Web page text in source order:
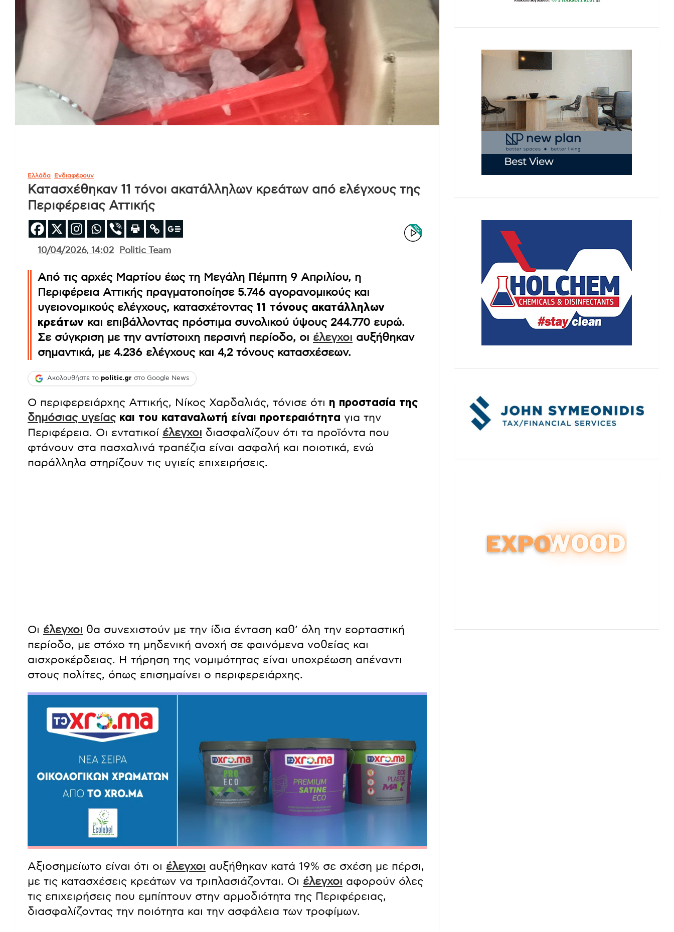
Ελλάδα Ενδιαφέρουν
Κατασχέθηκαν 11 τόνοι ακατάλληλων κρεάτων από ελέγχους της
Περιφέρειας Αττικής
10/04/2026, 14:02 Politic Team
Από τις αρχές Μαρτίου έως τη Μεγάλη Πέμπτη 9 Απριλίου, η
Περιφέρεια Αττικής πραγματοποίησε 5.746 αγορανομικούς και
υγειονομικούς ελέγχους, κατασχέτοντας 11 τόνους ακατάλληλων
κρεάτων και επιβάλλοντας πρόστιμα συνολικού ύψους 244.770 ευρώ.
Σε σύγκριση με την αντίστοιχη περσινή περίοδο, οι έλεγχοι αυξήθηκαν
σημαντικά, με 4.236 ελέγχους και 4,2 τόνους κατασχέσεων.
Ακολουθήστε το politic.gr στο Google News
Ο περιφερειάρχης Αττικής, Νίκος Χαρδαλιάς, τόνισε ότι η προστασία της
δημόσιας υγείαςκαι του καταναλωτή είναι προτεραιότητα για την
Περιφέρεια. Οι εντατικοί έλεγχοι διασφαλίζουν ότι τα προϊόντα που
φτάνουν στα πασχαλινά τραπέζια είναι ασφαλή και ποιοτικά, ενώ
παράλληλα στηρίζουν τις υγιείς επιχειρήσεις.
Οι έλεγχοι θα συνεχιστούν με την ίδια ένταση καθ’ όλη την εορταστική
περίοδο, με στόχο τη μηδενική ανοχή σε φαινόμενα νοθείας και
αισχροκέρδειας. Η τήρηση της νομιμότητας είναι υποχρέωση απέναντι
στους πολίτες, όπως επισημαίνει ο περιφερειάρχης.
Αξιοσημείωτο είναι ότι οι έλεγχοι αυξήθηκαν κατά 19% σε σχέση με πέρσι,
με τις κατασχέσεις κρεάτων να τριπλασιάζονται. Οι έλεγχοι αφορούν όλες
τις επιχειρήσεις που εμπίπτουν στην αρμοδιότητα της Περιφέρειας,
διασφαλίζοντας την ποιότητα και την ασφάλεια των τροφίμων.